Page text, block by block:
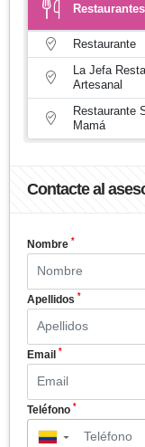
Restaurantes
Restaurante
La Jefa
Artesanal
Restaurante
Mamá
Contacte al
Nombre *
Apellidos *
Email *
Teléfono *
▼